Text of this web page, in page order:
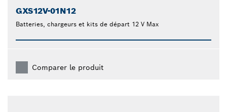
GXS12V-01N12
Batteries, chargeurs et kits de départ 12 V Max
Comparer le produit